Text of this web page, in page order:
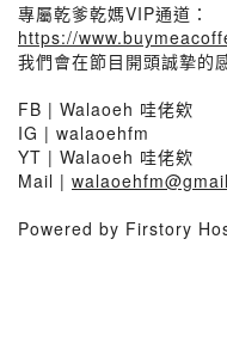
專屬乾爹乾媽VIP通道：
https://
我們會在節目開頭誠摯的
FB | Walaoeh 哇佬欸
IG | walaoehfm
YT | Walaoeh 哇佬欸
Mail |
Powered by Firstory